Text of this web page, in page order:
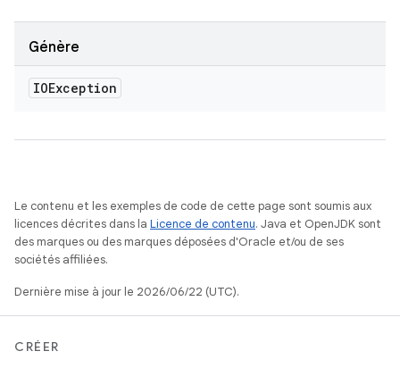
Génère
IOException
Le contenu et les exemples de code de cette page sont soumis aux
licences décrites dans la Licence de contenu. Java et OpenJDK sont
des marques ou des marques déposées d'Oracle et/ou de ses
sociétés affiliées.
Dernière mise à jour le 2026/06/22 (UTC).
CRÉER